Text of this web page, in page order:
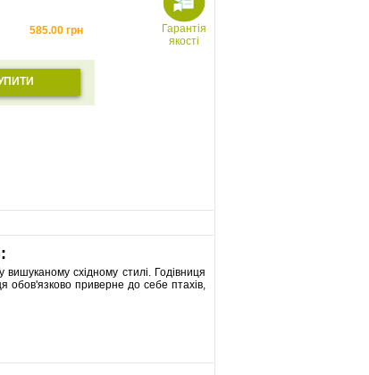
585.00 грн
Гарантія
якості
вишуканому східному стилі. Годівниця
обов'язково приверне до себе птахів,